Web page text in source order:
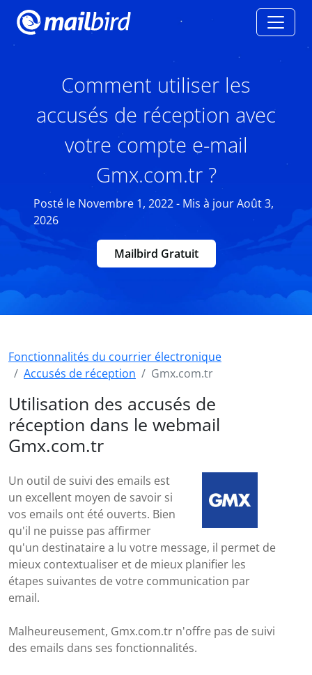
Comment utiliser les
accusés de réception avec
votre compte e-mail
Gmx.com.tr ?
Posté le Novembre 1, 2022 - Mis à jour Août 3,
2026
Mailbird Gratuit
Fonctionnalités du courrier électronique
Accusés de réception
Gmx.com.tr
Utilisation des accusés de
réception dans le webmail
Gmx.com.tr
Un outil de suivi des emails est
un excellent moyen de savoir si
vos emails ont été ouverts. Bien
qu'il ne puisse pas affirmer
qu'un destinataire a lu votre message, il permet de
mieux contextualiser et de mieux planifier les
étapes suivantes de votre communication par
email.
Malheureusement, Gmx.com.tr n'offre pas de suivi
des emails dans ses fonctionnalités.